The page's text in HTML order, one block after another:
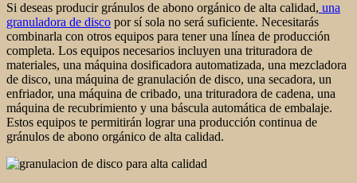
Si deseas producir gránulos de abono orgánico de alta calidad, una
granuladora de disco por sí sola no será suficiente. Necesitarás
combinarla con otros equipos para tener una línea de producción
completa. Los equipos necesarios incluyen una trituradora de
materiales, una máquina dosificadora automatizada, una mezcladora
de disco, una máquina de granulación de disco, una secadora, un
enfriador, una máquina de cribado, una trituradora de cadena, una
máquina de recubrimiento y una báscula automática de embalaje.
Estos equipos te permitirán lograr una producción continua de
gránulos de abono orgánico de alta calidad.